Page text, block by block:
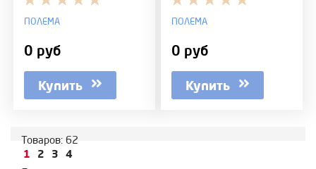
ПОЛЕМА
0 руб
Купить
ПОЛЕМА
0 руб
Купить
Товаров: 62
1 2 3 4